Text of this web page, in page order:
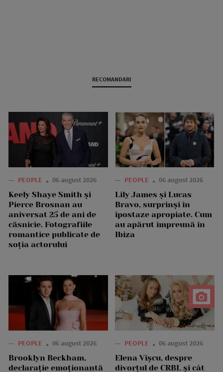
RECOMANDARI
— PEOPLE 06 august 2026
Keely Shaye Smith și
Pierce Brosnan au
aniversat 25 de ani de
căsnicie. Fotografiile
romantice publicate de
soția actorului
— PEOPLE 06 august 2026
Lily James și Lucas
Bravo, surprinși în
ipostaze apropiate. Cum
au apărut împreună în
Ibiza
— PEOPLE 06 august 2026
Brooklyn Beckham,
declarație emoționantă
— PEOPLE 06 august 2026
Elena Vîșcu, despre
divorțul de CRBL și cât